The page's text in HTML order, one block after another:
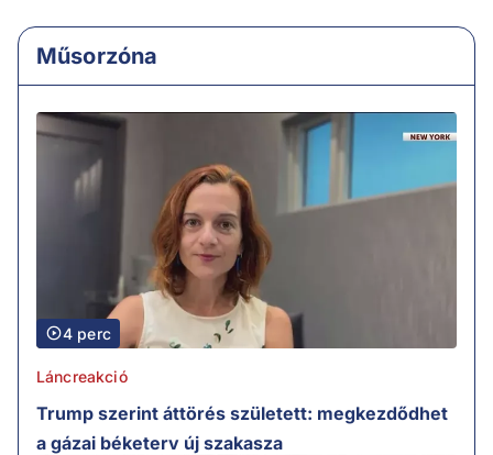
Műsorzóna
4 perc
Láncreakció
Trump szerint áttörés született: megkezdődhet
a gázai béketerv új szakasza